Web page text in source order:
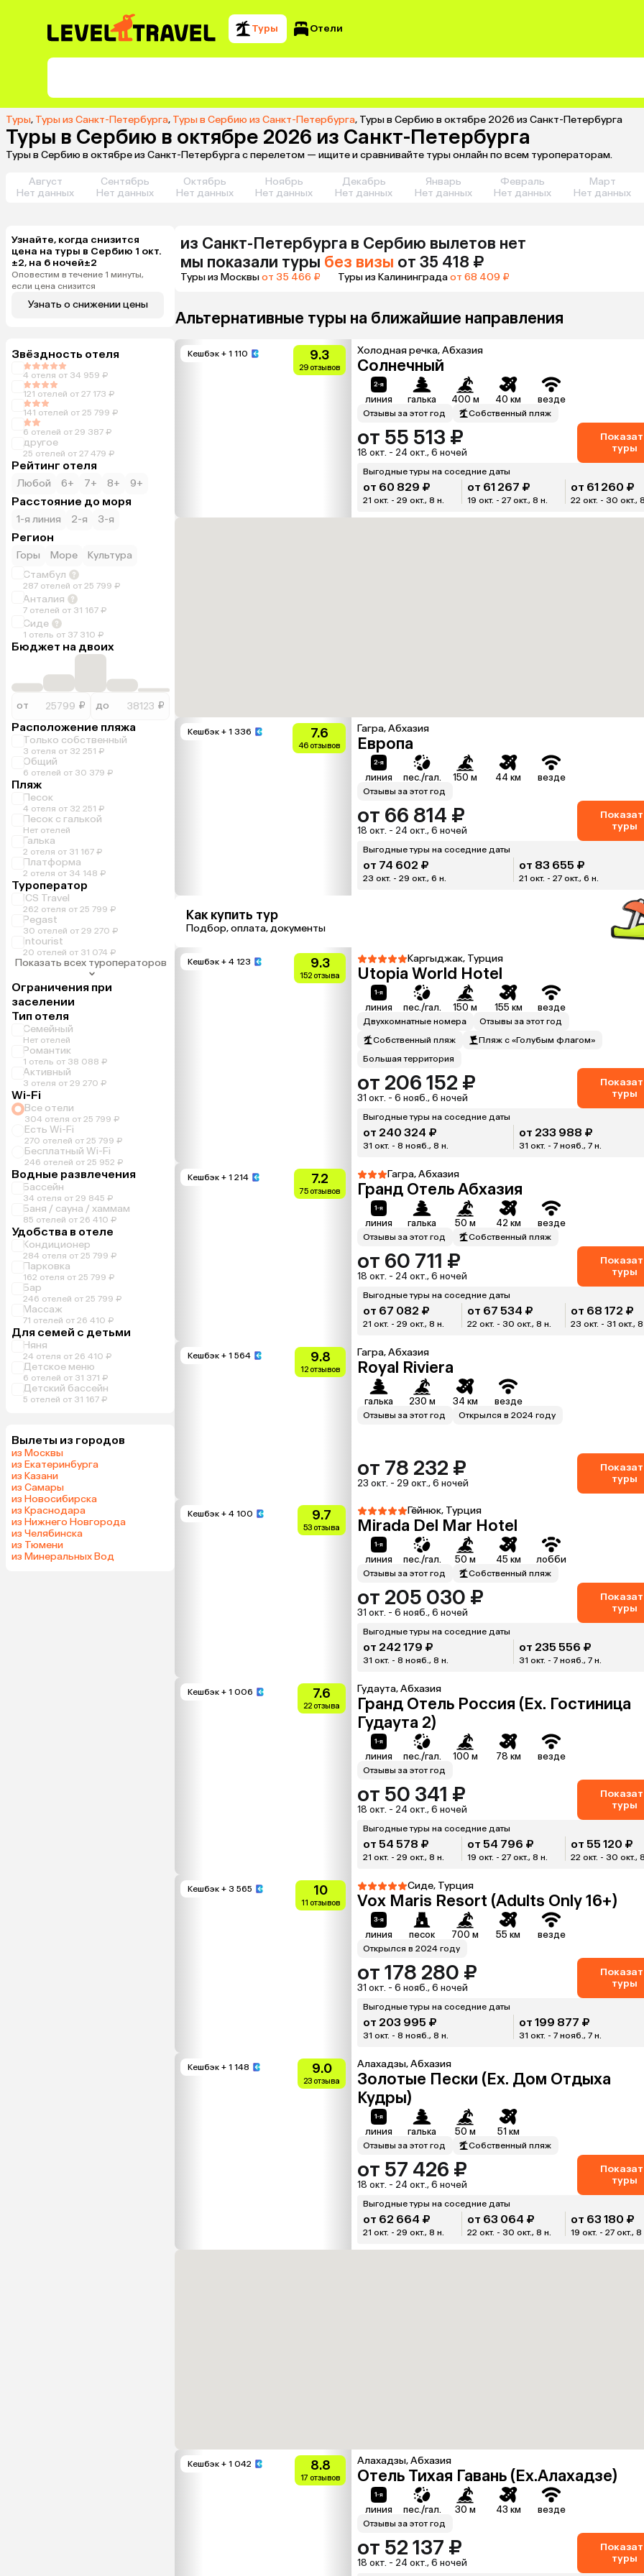
Туры Отели
Туры, Туры из Санкт-Петербурга, Туры в Сербию из Санкт-Петербурга, Туры в Сербию в октябре 2026 из Санкт-Петербурга
Туры в Сербию в октябре 2026 из Санкт-Петербурга
Туры в Сербию в октябре из Санкт-Петербурга с перелетом — ищите и сравнивайте туры онлайн по всем туроператорам.
Август
Нет данных
Сентябрь
Нет данных
Октябрь
Нет данных
Ноябрь
Нет данных
Декабрь
Нет данных
Январь
Нет данных
Февраль
Нет данных
Март
Нет данных
Узнайте, когда снизится
цена на туры в Сербию 1 окт.
±2, на 6 ночей±2
Оповестим в течение 1 минуты,
если цена снизится
Узнать о снижении цены
Звёздность отеля
4 отеля от 34 959 ₽
121 отелей от 27 173 ₽
141 отелей от 25 799 ₽
6 отелей от 29 387 ₽
другое
25 отелей от 27 479 ₽
Рейтинг отеля
Любой 6+ 7+ 8+ 9+
Расстояние до моря
1-я линия 2-я 3-я
Регион
Горы Море
Культура
Стамбул
287 отелей от 25 799 ₽
Анталия
7 отелей от 31 167 ₽
Сиде
1 отель от 37 310 ₽
Бюджет на двоих
от ₽ до ₽
Расположение пляжа
Только собственный
3 отеля от 32 251 ₽
Общий
6 отелей от 30 379 ₽
Пляж
Песок
4 отеля от 32 251 ₽
Песок с галькой
Нет отелей
Галька
2 отеля от 31 167 ₽
Платформа
2 отеля от 34 148 ₽
Туроператор
ICS Travel
262 отеля от 25 799 ₽
Pegast
30 отелей от 29 270 ₽
Intourist
20 отелей от 31 074 ₽
Показать всех туроператоров
Ограничения при
заселении
Тип отеля
Семейный
Нет отелей
Романтик
1 отель от 38 088 ₽
Активный
3 отеля от 29 270 ₽
Wi-Fi
Все отели
304 отеля от 25 799 ₽
Есть Wi-Fi
270 отелей от 25 799 ₽
Бесплатный Wi-Fi
246 отелей от 25 952 ₽
Водные развлечения
Бассейн
34 отеля от 29 845 ₽
Баня / сауна / хаммам
85 отелей от 26 410 ₽
Удобства в отеле
Кондиционер
284 отеля от 25 799 ₽
Парковка
162 отеля от 25 799 ₽
Бар
246 отелей от 25 799 ₽
Массаж
71 отелей от 26 410 ₽
Для семей с детьми
Няня
24 отеля от 26 410 ₽
Детское меню
6 отелей от 31 371 ₽
Детский бассейн
5 отелей от 31 167 ₽
Вылеты из городов
из Москвы
из Екатеринбурга
из Казани
из Самары
из Новосибирска
из Краснодара
из Нижнего Новгорода
из Челябинска
из Тюмени
из Минеральных Вод
из Санкт-Петербурга в Сербию вылетов нет
мы показали туры без визы от 35 418 ₽
Туры из Москвыот 35 466 ₽ Туры из Калининградаот 68 409 ₽
Альтернативные туры на ближайшие направления
Кешбэк + 1 110 9.3
29 отзывов
Холодная речка, Абхазия
Солнечный
линия галька 400 м 40 км везде
Отзывы за этот год Собственный пляж
от 55 513 ₽
18 окт. - 24 окт., 6 ночей
туры
Выгодные туры на соседние даты
от 60 829 ₽
21 окт. - 29 окт., 8 н.
от 61 267 ₽
19 окт. - 27 окт., 8 н.
от 61 260 ₽
22 окт. - 30 окт.,
Кешбэк + 1 336 7.6
46 отзывов
Гагра, Абхазия
Европа
линия пес./гал. 150 м 44 км везде
Отзывы за этот год
от 66 814 ₽
18 окт. - 24 окт., 6 ночей
туры
Выгодные туры на соседние даты
от 74 602 ₽
23 окт. - 29 окт., 6 н.
от 83 655 ₽
21 окт. - 27 окт., 6 н.
Как купить тур
Подбор, оплата, документы
Кешбэк + 4 123 9.3
152 отзыва
Каргыджак, Турция
Utopia World Hotel
линия пес./гал. 150 м 155 км везде
Двухкомнатные номера
Отзывы за этот год
Собственный пляж
Пляж с «Голубым флагом»
Большая территория
от 206 152 ₽
31 окт. - 6 нояб., 6 ночей
туры
Выгодные туры на соседние даты
от 240 324 ₽
31 окт. - 8 нояб., 8 н.
от 233 988 ₽
31 окт. - 7 нояб., 7 н.
Кешбэк + 1 214 7.2
75 отзывов
Гагра, Абхазия
Гранд Отель Абхазия
линия галька 50 м 42 км везде
Отзывы за этот год Собственный пляж
от 60 711 ₽
18 окт. - 24 окт., 6 ночей
туры
Выгодные туры на соседние даты
от 67 082 ₽
21 окт. - 29 окт., 8 н.
от 67 534 ₽
22 окт. - 30 окт., 8 н.
от 68 172 ₽
23 окт. - 31 окт.,
Кешбэк + 1 564 9.8
12 отзывов
Гагра, Абхазия
Royal Riviera
галька 230 м 34 км везде
Отзывы за этот год Открылся в 2024 году
от 78 232 ₽
23 окт. - 29 окт., 6 ночей
туры
Кешбэк + 4 100 9.7
53 отзыва
Гёйнюк, Турция
Mirada Del Mar Hotel
линия пес./гал. 50 м 45 км лобби
Отзывы за этот год Собственный пляж
от 205 030 ₽
31 окт. - 6 нояб., 6 ночей
туры
Выгодные туры на соседние даты
от 242 179 ₽
31 окт. - 8 нояб., 8 н.
от 235 556 ₽
31 окт. - 7 нояб., 7 н.
Кешбэк + 1 006 7.6
22 отзыва
Гудаута, Абхазия
Гранд Отель Россия (Ex. Гостиница
Гудаута 2)
линия пес./гал. 100 м 78 км везде
Отзывы за этот год
от 50 341 ₽
18 окт. - 24 окт., 6 ночей
туры
Выгодные туры на соседние даты
от 54 578 ₽
21 окт. - 29 окт., 8 н.
от 54 796 ₽
19 окт. - 27 окт., 8 н.
от 55 120 ₽
22 окт. - 30 окт.,
Кешбэк + 3 565 10
11 отзывов
Сиде, Турция
Vox Maris Resort (Adults Only 16+)
линия песок 700 м 55 км везде
Открылся в 2024 году
от 178 280 ₽
31 окт. - 6 нояб., 6 ночей
туры
Выгодные туры на соседние даты
от 203 995 ₽
31 окт. - 8 нояб., 8 н.
от 199 877 ₽
31 окт. - 7 нояб., 7 н.
Кешбэк + 1 148 9.0
23 отзыва
Алахадзы, Абхазия
Золотые Пески (Ex. Дом Отдыха
Кудры)
линия галька 50 м 51 км
Отзывы за этот год Собственный пляж
от 57 426 ₽
18 окт. - 24 окт., 6 ночей
туры
Выгодные туры на соседние даты
от 62 664 ₽
21 окт. - 29 окт., 8 н.
от 63 064 ₽
22 окт. - 30 окт., 8 н.
от 63 180 ₽
19 окт. - 27 окт., 8
Кешбэк + 1 042 8.8
17 отзывов
Алахадзы, Абхазия
Отель Тихая Гавань (Ex.Алахадзе)
линия пес./гал. 30 м 43 км везде
Отзывы за этот год
от 52 137 ₽
18 окт. - 24 окт., 6 ночей
туры